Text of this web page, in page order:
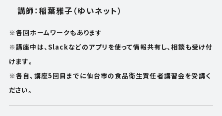
講師：稲葉雅子（ゆいネット）
※各回ホームワークもあります
※講座中は、Slackなどのアプリを使って情報共有し、相談も受け付
けます。
※各自、講座5回目までに仙台市の食品衛生責任者講習会を受講く
ださい。